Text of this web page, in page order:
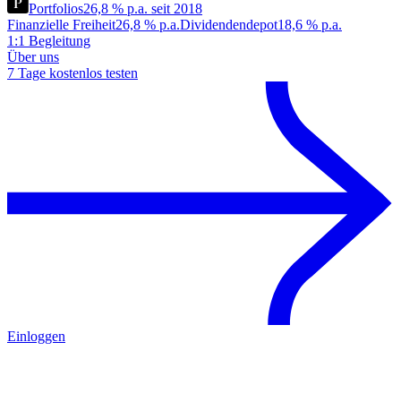
Portfolios26,8 % p.a. seit 2018
Finanzielle Freiheit26,8 % p.a.Dividendendepot18,6 % p.a.
1:1 Begleitung
Über uns
7 Tage kostenlos testen
Einloggen